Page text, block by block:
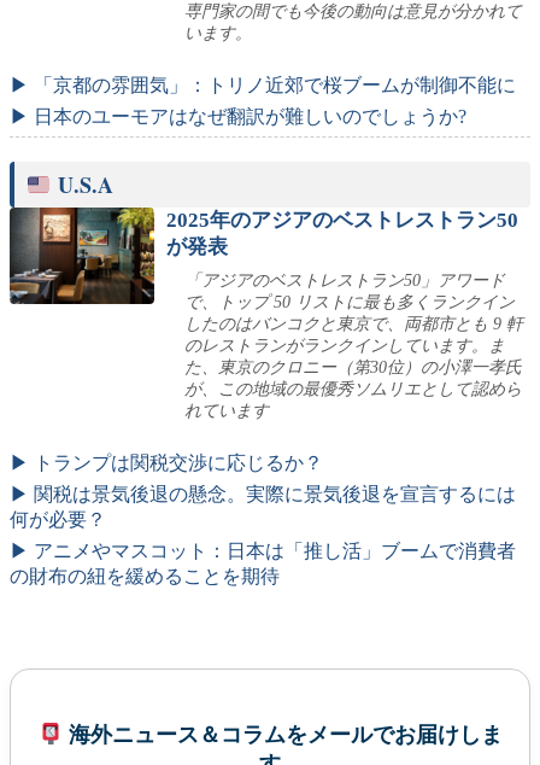
専門家の間でも今後の動向は意見が分かれて
います。
▶ 「京都の雰囲気」：トリノ近郊で桜ブームが制御不能に
▶ 日本のユーモアはなぜ翻訳が難しいのでしょうか?
U.S.A
2025年のアジアのベストレストラン50
が発表
「アジアのベストレストラン50」アワード
で、トップ 50 リストに最も多くランクイン
したのはバンコクと東京で、両都市とも 9 軒
のレストランがランクインしています。ま
た、東京のクロニー（第30位）の小澤一孝氏
が、この地域の最優秀ソムリエとして認めら
れています
▶ トランプは関税交渉に応じるか？
▶ 関税は景気後退の懸念。実際に景気後退を宣言するには
何が必要？
▶ アニメやマスコット：日本は「推し活」ブームで消費者
の財布の紐を緩めることを期待
海外ニュース＆コラムをメールでお届けしま